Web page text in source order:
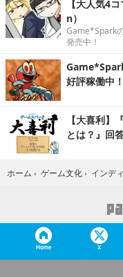
【大人気4
n）
Game*Spark
発売中！
好評稼働中！
【大喜利】
とは？』回
ホーム › ゲーム文化 › インデ
Home X